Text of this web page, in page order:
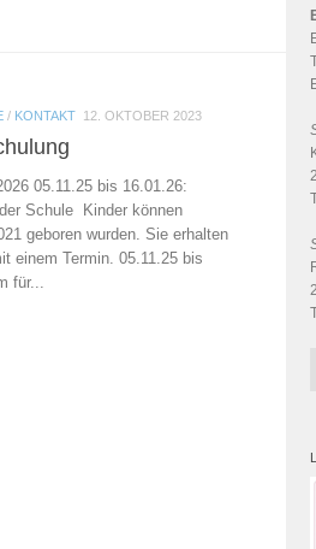
/ KONTAKT 12. OKTOBER 2023
05.11.25 bis 16.01.26:
Schule Kinder können
geboren wurden. Sie erhalten
einem Termin. 05.11.25 bis
für...